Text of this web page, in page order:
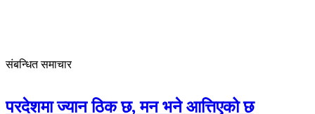
संबन्धित समाचार
परदेशमा ज्यान ठिक छ, मन भने आत्तिएको छ